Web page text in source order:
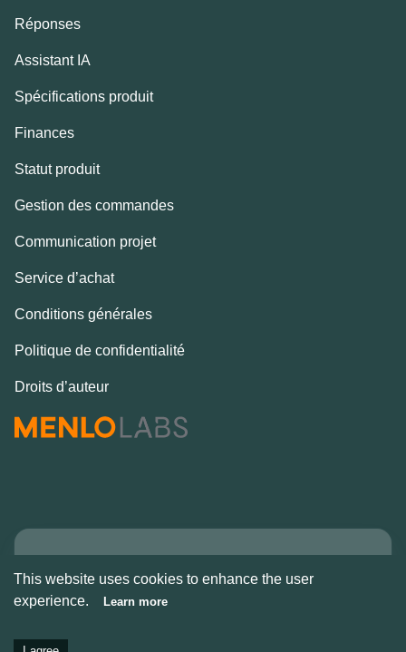
This website uses cookies to enhance the user
experience.
Learn more
Réponses
Assistant IA
Spécifications produit
Finances
Statut produit
Gestion des commandes
Communication projet
Service d’achat
Conditions générales
Politique de confidentialité
Droits d’auteur
Copyright © Alcove
2026